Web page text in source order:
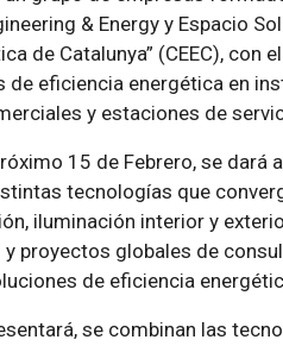
& Energy y Espacio
de Catalunya” (CEEC), con
eficiencia energética en
y estaciones de
15 de Febrero, se
tecnologías que
iluminación interior y
proyectos globales de
de eficiencia
se combinan las